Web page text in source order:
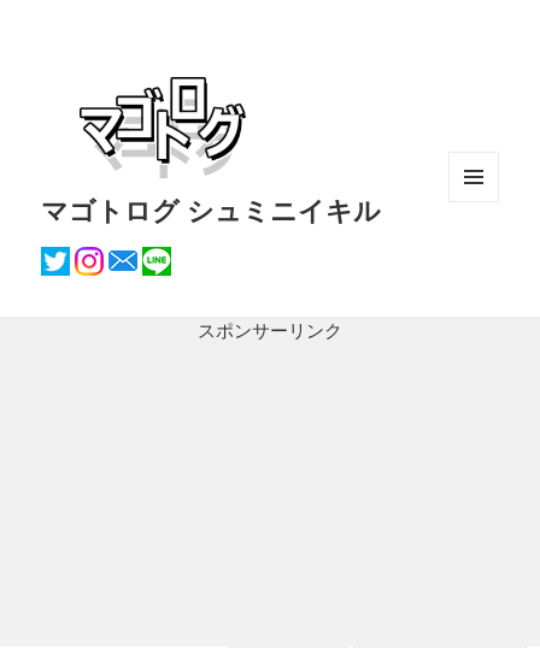
マゴトログ シュミニイキル
スポンサーリンク